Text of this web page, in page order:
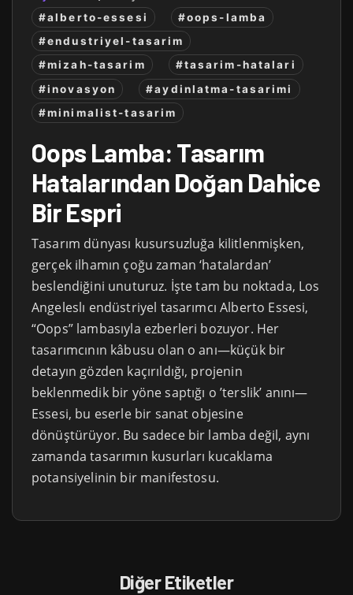
#alberto-essesi
#oops-lamba
#endustriyel-tasarim
#mizah-tasarim
#tasarim-hatalari
#inovasyon
#aydinlatma-tasarimi
#minimalist-tasarim
Oops Lamba: Tasarım
Hatalarından Doğan Dahice
Bir Espri
Tasarım dünyası kusursuzluğa kilitlenmişken,
gerçek ilhamın çoğu zaman ‘hatalardan’
beslendiğini unuturuz. İşte tam bu noktada, Los
Angeleslı endüstriyel tasarımcı Alberto Essesi,
“Oops” lambasıyla ezberleri bozuyor. Her
tasarımcının kâbusu olan o anı—küçük bir
detayın gözden kaçırıldığı, projenin
beklenmedik bir yöne saptığı o ’terslik’ anını—
Essesi, bu eserle bir sanat objesine
dönüştürüyor. Bu sadece bir lamba değil, aynı
zamanda tasarımın kusurları kucaklama
potansiyelinin bir manifestosu.
Diğer Etiketler